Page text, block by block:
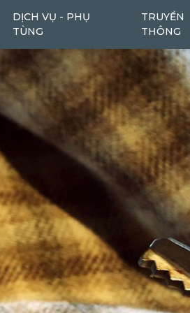
Máy cào bóc
Máy san
DỊCH VỤ - PHỤ
TÙNG
TRUYỀN
THÔNG